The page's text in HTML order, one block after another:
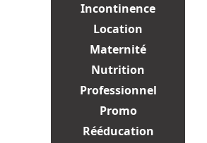
Incontinence
Location
Maternité
Nutrition
Professionnel
Promo
Rééducation